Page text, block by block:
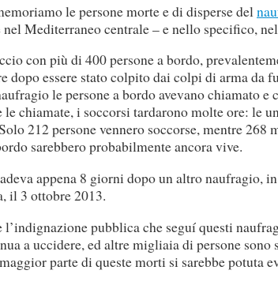
le persone morte e di disperse del
nel Mediterraneo centrale – e nello specifico,
con più di 400 persone a bordo,
dopo essere stato colpito dai colpi di arma da
le persone a bordo avevano chiamato
le chiamate, i soccorsi tardarono molte ore: le
212 persone vennero soccorse, mentre
sarebbero probabilmente ancora vive.
appena 8 giorni dopo un altro naufragio,
il 3 ottobre 2013.
l’indignazione pubblica che seguí questi
a uccidere, ed altre migliaia di persone sono
parte di queste morti si sarebbe potuta